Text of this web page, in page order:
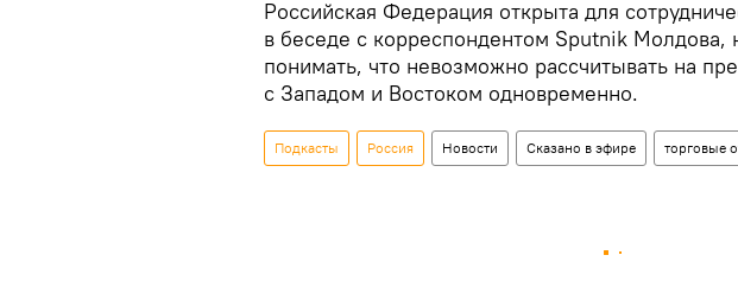
Российская Федерация открыта для
в беседе с корреспондентом Sputnik Молдова,
понимать, что невозможно рассчитывать на
с Западом и Востоком одновременно.
Подкасты Россия Новости Сказано в эфире торговые